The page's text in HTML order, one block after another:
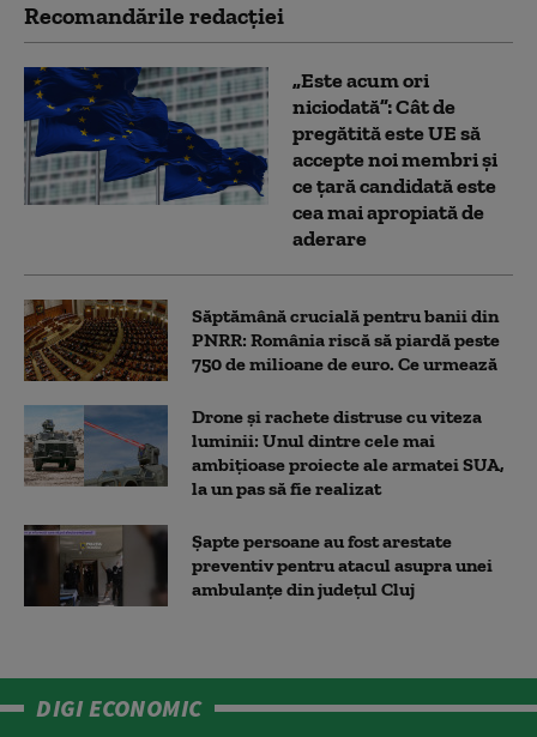
Recomandările redacţiei
„Este acum ori
niciodată”: Cât de
pregătită este UE să
accepte noi membri și
ce țară candidată este
cea mai apropiată de
aderare
Săptămână crucială pentru banii din
PNRR: România riscă să piardă peste
750 de milioane de euro. Ce urmează
Drone și rachete distruse cu viteza
luminii: Unul dintre cele mai
ambițioase proiecte ale armatei SUA,
la un pas să fie realizat
Șapte persoane au fost arestate
preventiv pentru atacul asupra unei
ambulanțe din județul Cluj
DIGI ECONOMIC